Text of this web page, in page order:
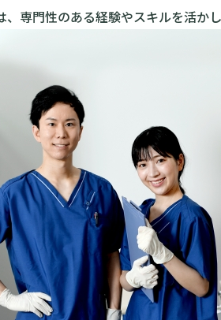
専門性のある経験やスキルを活か